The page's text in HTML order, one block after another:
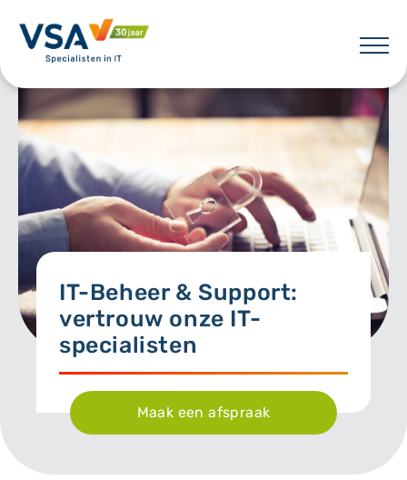
content
IT-Beheer & Support:
vertrouw onze IT-
specialisten
Maak een afspraak